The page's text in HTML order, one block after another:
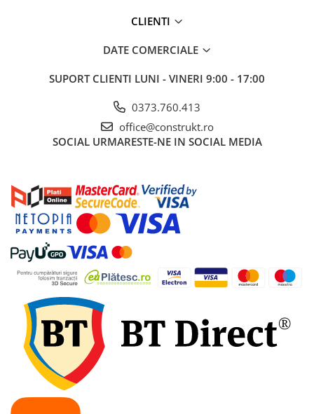
Tevi si accesorii pentru puturi
Baterii bucatarie cu filtru
Clapete de actionare
Rezervoare WC incastrate
Rezervoare WC clasice
Vase WC
Lavoare
Chiuvete bucatarie
Rigole de dus
Sisteme de dus
Mobilier baie
CLIENTI
DATE COMERCIALE
SUPORT CLIENTI LUNI - VINERI 9:00 - 17:00
0373.760.413
office@construkt.ro
SOCIAL URMARESTE-NE IN SOCIAL MEDIA